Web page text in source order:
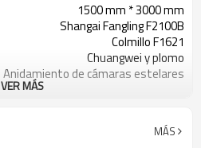
1500 mm * 3000 mm
Shangai Fangling F2100B
Colmillo F1621
Chuangwei y plomo
Anidamiento de cámaras estelares
3600 mm
3030mm
VER MÁS
MÁS